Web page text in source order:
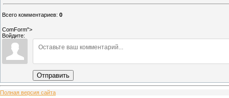
Всего комментариев: 0
ComForm">
Войдите:
Отправить
Полная версия сайта